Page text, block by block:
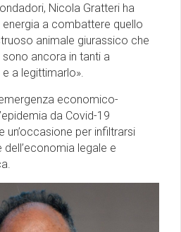
Nicola Gratteri ha
a combattere quello
animale giurassico che
sono ancora in tanti a
a legittimarlo».
economico-
da Covid-19
un’occasione per infiltrarsi
legale e